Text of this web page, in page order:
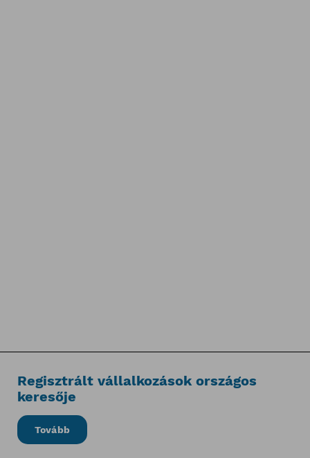
Regisztrált vállalkozások országos
keresője
Tovább